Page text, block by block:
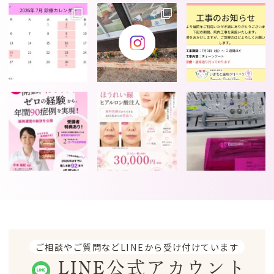
ご相談やご質問などLINEから受け付けています
LINE公式アカウント